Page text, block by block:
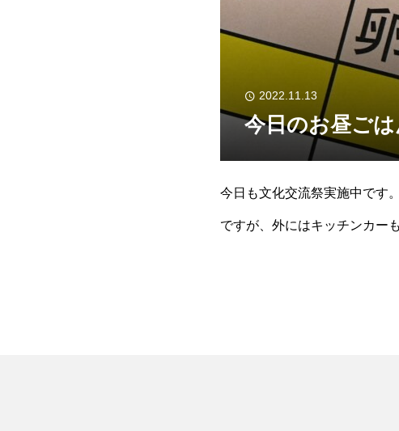
2022.11.13
今日のお昼ごは
今日も文化交流祭実施中です
ですが、外にはキッチンカー